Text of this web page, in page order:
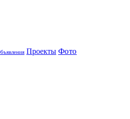
Проекты Фото